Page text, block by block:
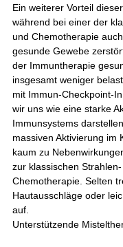
Ein weiterer Vorteil
während bei einer der
und Chemotherapie
gesunde Gewebe
der Immuntherapie
insgesamt weniger
mit Immun-Checkpoint-
wir uns wie eine starke
Immunsystems
massiven Aktivierung im
kaum zu
zur klassischen
Chemotherapie. Selten
Hautausschläge oder
auf.
Unterstützende